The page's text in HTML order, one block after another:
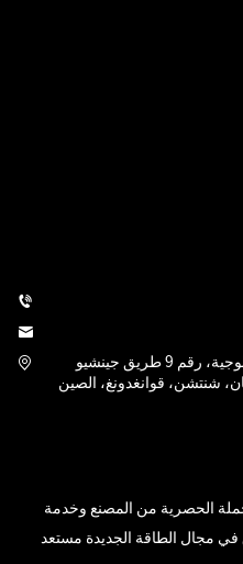
701-6 حديقة ميثوافوجينغ للعلوم البيولوجية، رقم 9 طريق جينشيو
شنتشن، قوانغدونغ، الصين
الحصرية من المصنع وخدمة
مجال الطاقة الجديدة مستعد